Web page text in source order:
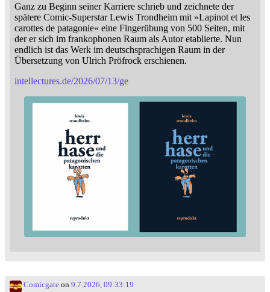
Ganz zu Beginn seiner Karriere schrieb und zeichnete der
spätere Comic-Superstar Lewis Trondheim mit »Lapinot et les
carottes de patagonie« eine Fingerübung von 500 Seiten, mit
der er sich im frankophonen Raum als Autor etablierte. Nun
endlich ist das Werk im deutschsprachigen Raum in der
Übersetzung von Ulrich Pröfrock erschienen.
intellectures.de/2026/07/13/ge
Comicgate on 9.7.2026, 09:33:19